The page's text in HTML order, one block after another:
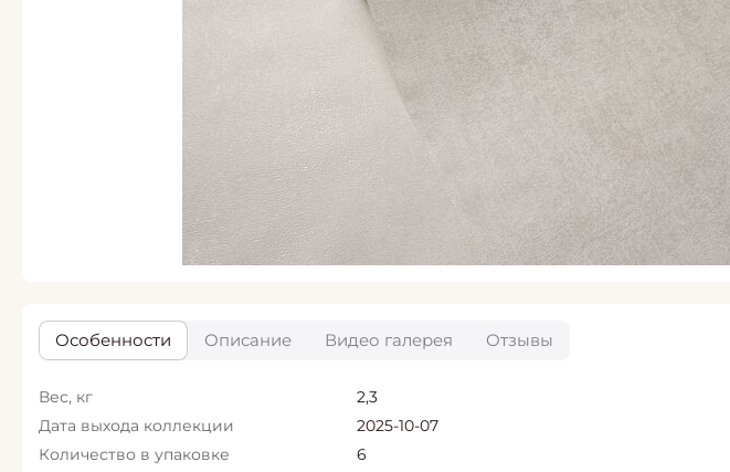
Особенности Описание Видео галерея Отзывы
Вес, кг
2,3
Дата выхода коллекции
2025-10-07
Количество в упаковке
6